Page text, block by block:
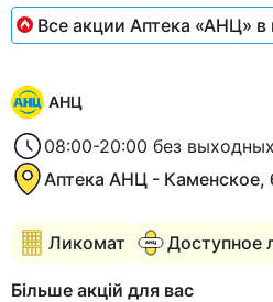
Все акции Аптека «АНЦ» в
АНЦ
08:00-20:00 без выходных
Аптека АНЦ - Каменское,
Ликомат Доступное
Більше акцій для вас